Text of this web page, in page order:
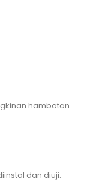
hambatan
dan diuji.